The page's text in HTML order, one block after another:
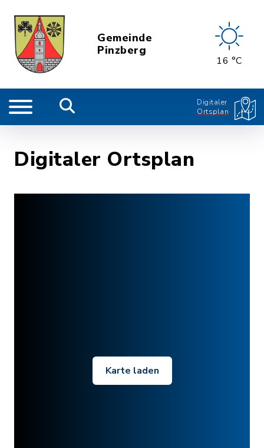
Gemeinde
Pinzberg
16 °C
Digitaler
Ortsplan
Digitaler Ortsplan
Karte laden